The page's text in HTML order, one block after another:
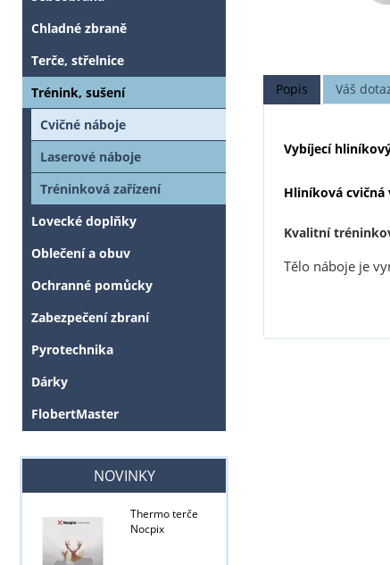
Popis Váš
Vybíjecí
Hliníková cvičná
Kvalitní
Tělo náboje je
Chladné zbraně
Terče, střelnice
Trénink, sušení
Cvičné náboje
Laserové náboje
Tréninková zařízení
Lovecké doplňky
Oblečení a obuv
Ochranné pomůcky
Zabezpečení zbraní
Pyrotechnika
Dárky
FlobertMaster
NOVINKY
Thermo terče
Nocpix